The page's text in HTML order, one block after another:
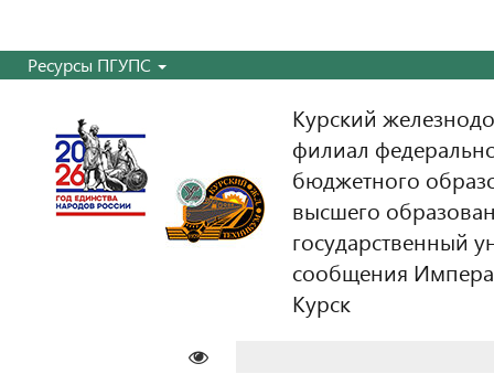
Ресурсы ПГУПС
Курский
филиал
бюджетного
высшего
государственный
сообщения
Курск